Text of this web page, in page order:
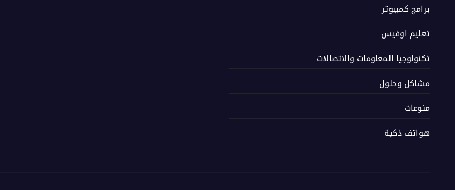
برامج كمبيوتر
تعليم اوفيس
تكنولوجيا المعلومات والاتصالات
مشاكل وحلول
منوعات
هواتف ذكية